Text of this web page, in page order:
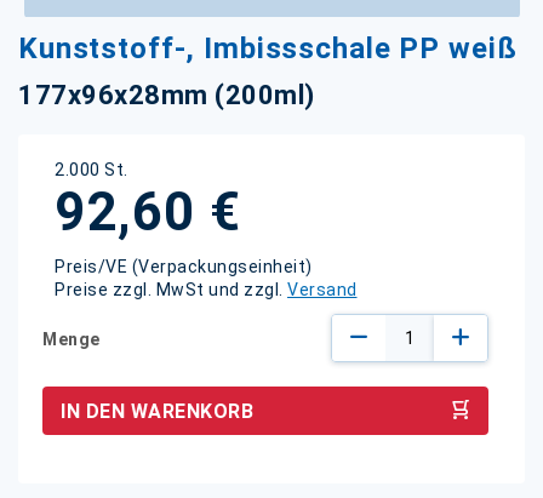
Kunststoff-, Imbissschale PP weiß
177x96x28mm (200ml)
2.000 St.
92,60 €
Preis/VE (Verpackungseinheit)
Preise zzgl. MwSt und zzgl. Versand
Menge
IN DEN WARENKORB
Anfang
der
Bildgalerie